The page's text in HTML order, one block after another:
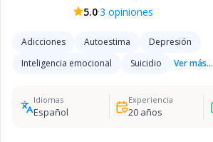
5.0·3 opiniones
Adicciones Autoestima
Depresión
Inteligencia emocional
Suicidio Ver más...
Idiomas
Español
Experiencia
20años